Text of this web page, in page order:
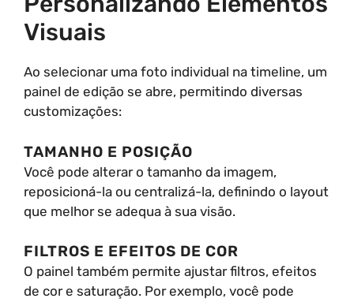
Visuais
Ao selecionar uma foto individual na timeline, um
painel de edição se abre, permitindo diversas
customizações:
TAMANHO E POSIÇÃO
Você pode alterar o tamanho da imagem,
reposicioná-la ou centralizá-la, definindo o layout
que melhor se adequa à sua visão.
FILTROS E EFEITOS DE COR
O painel também permite ajustar filtros, efeitos
de cor e saturação. Por exemplo, você pode